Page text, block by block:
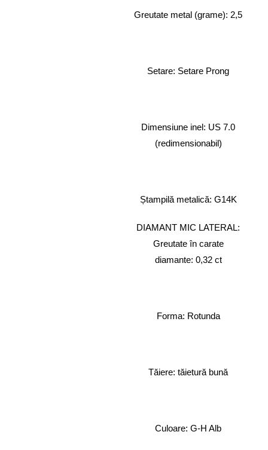
Greutate metal (grame): 2,5
Setare: Setare Prong
Dimensiune inel: US 7.0
(redimensionabil)
Ștampilă metalică: G14K
DIAMANT MIC LATERAL:
Greutate în carate
diamante: 0,32 ct
Forma: Rotunda
Tăiere: tăietură bună
Culoare: G-H Alb